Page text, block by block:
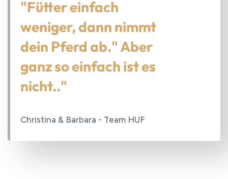
"Fütter einfach
weniger, dann nimmt
dein Pferd ab." Aber
ganz so einfach ist es
nicht.."
Christina & Barbara - Team HUF